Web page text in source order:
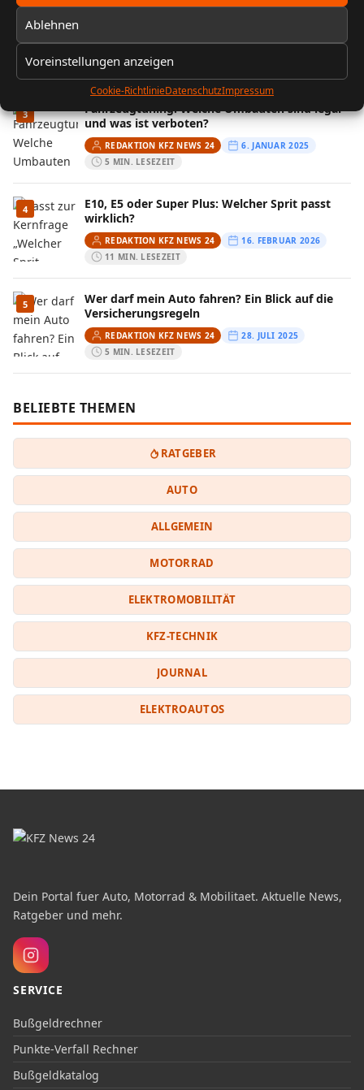
Ablehnen
Voreinstellungen anzeigen
Cookie-RichtlinieDatenschutzImpressum
10 MIN. LESEZEIT
3
Fahrzeugtuning: Welche Umbauten sind legal
und was ist verboten?
REDAKTION KFZ NEWS 24
6. JANUAR 2025
5 MIN. LESEZEIT
4
E10, E5 oder Super Plus: Welcher Sprit passt
wirklich?
REDAKTION KFZ NEWS 24
16. FEBRUAR 2026
11 MIN. LESEZEIT
5
Wer darf mein Auto fahren? Ein Blick auf die
Versicherungsregeln
REDAKTION KFZ NEWS 24
28. JULI 2025
5 MIN. LESEZEIT
BELIEBTE THEMEN
RATGEBER
AUTO
ALLGEMEIN
MOTORRAD
ELEKTROMOBILITÄT
KFZ-TECHNIK
JOURNAL
ELEKTROAUTOS
Dein Portal fuer Auto, Motorrad & Mobilitaet. Aktuelle News,
Ratgeber und mehr.
SERVICE
Bußgeldrechner
Punkte-Verfall Rechner
Bußgeldkatalog